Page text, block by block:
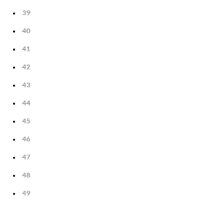
39
40
41
42
43
44
45
46
47
48
49